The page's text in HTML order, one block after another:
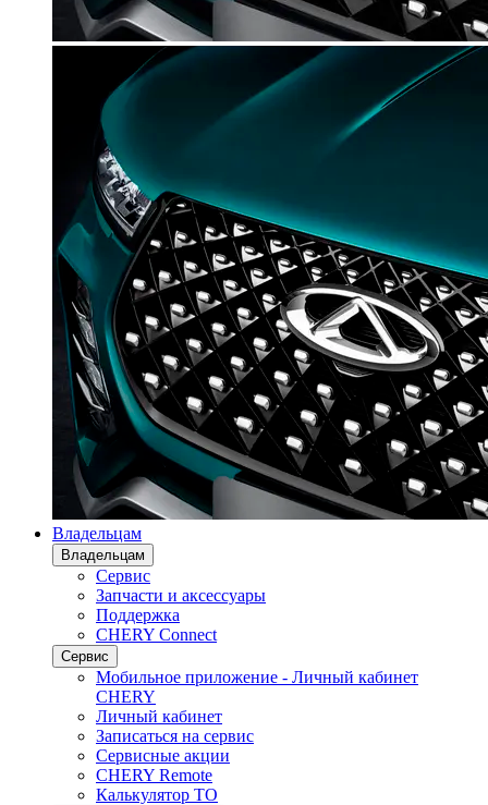
Владельцам
Владельцам
Сервис
Запчасти и аксессуары
Поддержка
CHERY Connect
Сервис
Мобильное приложение - Личный кабинет
CHERY
Личный кабинет
Записаться на сервис
Сервисные акции
CHERY Remote
Калькулятор ТО